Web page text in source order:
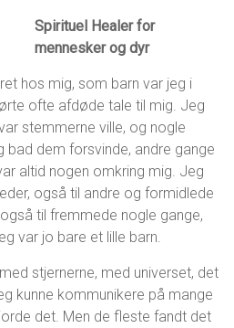
Spirituel Healer for
mennesker og dyr
hos mig, som barn var jeg i
ofte afdøde tale til mig. Jeg
stemmerne ville, og nogle
dem forsvinde, andre gange
altid nogen omkring mig. Jeg
også til andre og formidlede
til fremmede nogle gange,
var jo bare et lille barn.
stjernerne, med universet, det
kunne kommunikere på mange
det. Men de fleste fandt det